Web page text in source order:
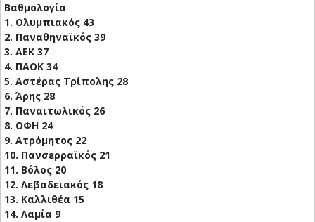
Βαθμολογία
1. Ολυμπιακός 43
2. Παναθηναϊκός 39
3. ΑΕΚ 37
4. ΠΑΟΚ 34
5. Αστέρας Τρίπολης 28
6. Άρης 28
7. Παναιτωλικός 26
8. ΟΦΗ 24
9. Ατρόμητος 22
10. Πανσερραϊκός 21
11. Βόλος 20
12. Λεβαδειακός 18
13. Καλλιθέα 15
14. Λαμία 9